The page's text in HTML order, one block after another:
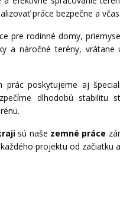
práce bezpečne a včas.
pre rodinné domy,
a náročné terény, vrátane
prác poskytujeme aj
dlhodobú stabilitu
sú naše zemné práce
projektu od začiatku